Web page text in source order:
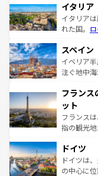
イタリア
イタリア
れた国。
ろん、ト
景など、
ピザやパ
ませてく
なお、新着
しい。
スペイン
イベリア
注ぐ地中
文化が根
れる闘牛
る。首都
アートに
せる。地
ンテンツ
フランス
ット
フランス
指の観光
で、幅広
聖堂、美
から魅了
ドイツ
ドイツは
の中心に